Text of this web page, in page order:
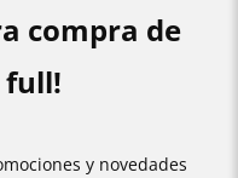
compra de
full!
y novedades